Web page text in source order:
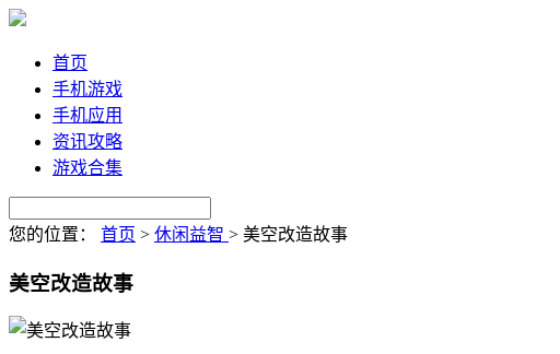
首页
手机游戏
手机应用
资讯攻略
游戏合集
您的位置： 首页 > 休闲益智 > 美空改造故事
美空改造故事